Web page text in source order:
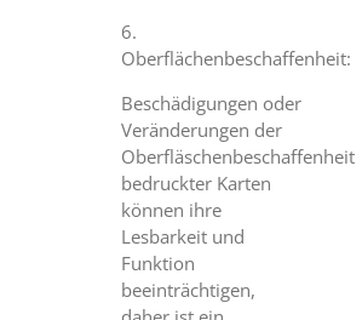
6.
Oberflächenbeschaffenheit:
Beschädigungen oder
Veränderungen der
Oberfläschenbeschaffenheit
bedruckter Karten
können ihre
Lesbarkeit und
Funktion
beeinträchtigen,